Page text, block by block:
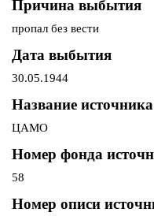
Причина выбытия
пропал без вести
Дата выбытия
30.05.1944
Название
ЦАМО
Номер фонда
58
Номер описи